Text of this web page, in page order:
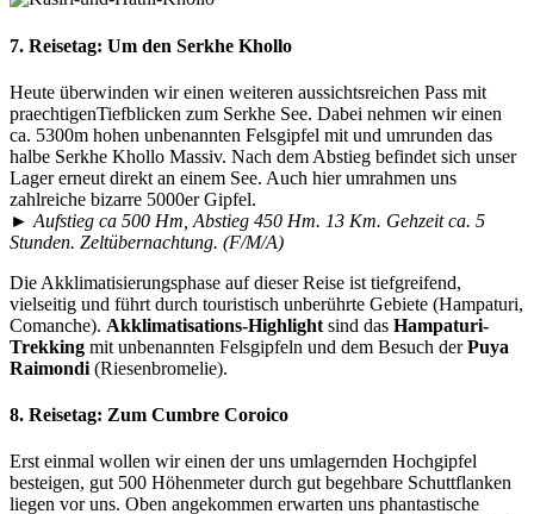
7. Reisetag: Um den Serkhe Khollo
Heute überwinden wir einen weiteren aussichtsreichen Pass mit
praechtigenTiefblicken zum Serkhe See. Dabei nehmen wir einen
ca. 5300m hohen unbenannten Felsgipfel mit und umrunden das
halbe Serkhe Khollo Massiv. Nach dem Abstieg befindet sich unser
Lager erneut direkt an einem See. Auch hier umrahmen uns
zahlreiche bizarre 5000er Gipfel.
► Aufstieg ca 500 Hm, Abstieg 450 Hm. 13 Km. Gehzeit ca. 5
Stunden. Zeltübernachtung. (F/M/A)
Die Akklimatisierungsphase auf dieser Reise ist tiefgreifend,
vielseitig und führt durch touristisch unberührte Gebiete (Hampaturi,
Comanche). Akklimatisations-Highlight sind das Hampaturi-
Trekking mit unbenannten Felsgipfeln und dem Besuch derPuya
Raimondi (Riesenbromelie).
8. Reisetag: Zum Cumbre Coroico
Erst einmal wollen wir einen der uns umlagernden Hochgipfel
besteigen, gut 500 Höhenmeter durch gut begehbare Schuttflanken
liegen vor uns. Oben angekommen erwarten uns phantastische